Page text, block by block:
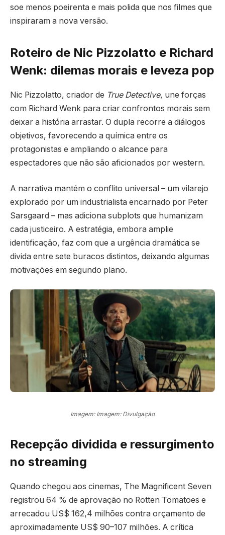
soe menos poeirenta e mais polida que nos filmes que
inspiraram a nova versão.
Roteiro de Nic Pizzolatto e Richard
Wenk: dilemas morais e leveza pop
Nic Pizzolatto, criador de True Detective, une forças
com Richard Wenk para criar confrontos morais sem
deixar a história arrastar. O dupla recorre a diálogos
objetivos, favorecendo a química entre os
protagonistas e ampliando o alcance para
espectadores que não são aficionados por western.
A narrativa mantém o conflito universal – um vilarejo
explorado por um industrialista encarnado por Peter
Sarsgaard – mas adiciona subplots que humanizam
cada justiceiro. A estratégia, embora amplie
identificação, faz com que a urgência dramática se
divida entre sete buracos distintos, deixando algumas
motivações em segundo plano.
Imagem: Imagem: Divulgação
Recepção dividida e ressurgimento
no streaming
Quando chegou aos cinemas, The Magnificent Seven
registrou 64 % de aprovação no Rotten Tomatoes e
arrecadou US$ 162,4 milhões contra orçamento de
aproximadamente US$ 90–107 milhões. A crítica